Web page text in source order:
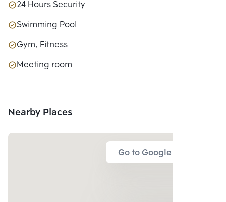
24 Hours Security
Swimming Pool
Gym, Fitness
Meeting room
Nearby Places
Go to Google Map